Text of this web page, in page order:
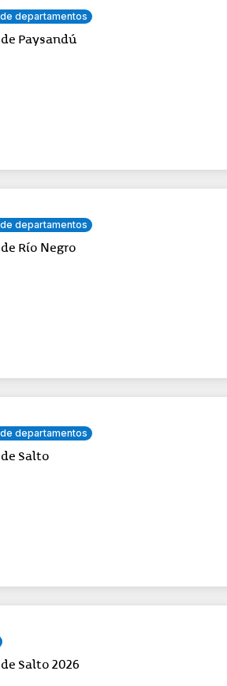
departamentos
Paysandú
departamentos
Río Negro
departamentos
Salto
Salto 2026